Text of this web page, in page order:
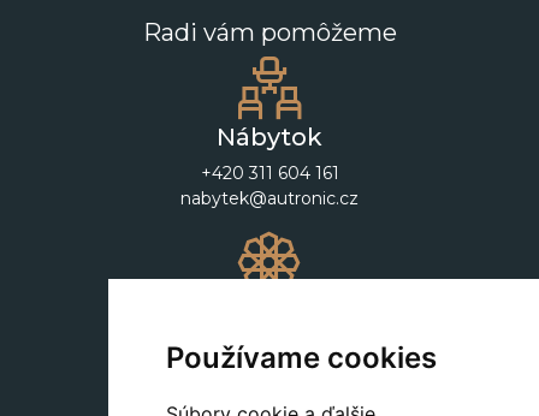
Používame cookies
Radi vám pomôžeme
Nábytok
+420 311 604 161
nabytek@autronic.cz
+420 311 604 182
dekorace@autronic.cz